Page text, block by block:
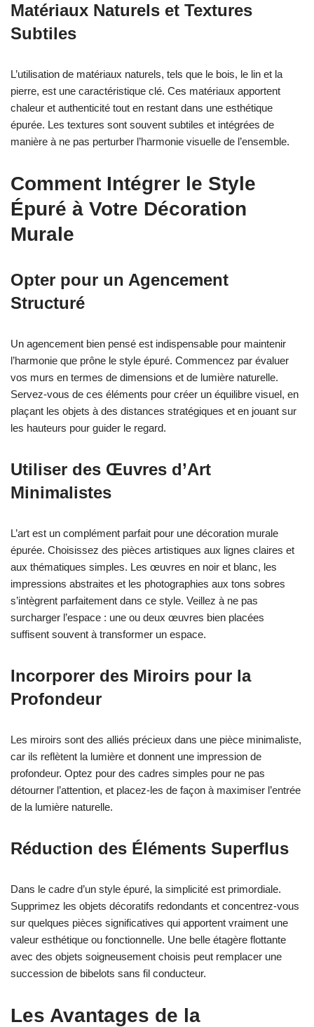
Matériaux Naturels et Textures
Subtiles
L’utilisation de matériaux naturels, tels que le bois, le lin et la
pierre, est une caractéristique clé. Ces matériaux apportent
chaleur et authenticité tout en restant dans une esthétique
épurée. Les textures sont souvent subtiles et intégrées de
manière à ne pas perturber l’harmonie visuelle de l’ensemble.
Comment Intégrer le Style
Épuré à Votre Décoration
Murale
Opter pour un Agencement
Structuré
Un agencement bien pensé est indispensable pour maintenir
l’harmonie que prône le style épuré. Commencez par évaluer
vos murs en termes de dimensions et de lumière naturelle.
Servez-vous de ces éléments pour créer un équilibre visuel, en
plaçant les objets à des distances stratégiques et en jouant sur
les hauteurs pour guider le regard.
Utiliser des Œuvres d’Art
Minimalistes
L’art est un complément parfait pour une décoration murale
épurée. Choisissez des pièces artistiques aux lignes claires et
aux thématiques simples. Les œuvres en noir et blanc, les
impressions abstraites et les photographies aux tons sobres
s’intègrent parfaitement dans ce style. Veillez à ne pas
surcharger l’espace : une ou deux œuvres bien placées
suffisent souvent à transformer un espace.
Incorporer des Miroirs pour la
Profondeur
Les miroirs sont des alliés précieux dans une pièce minimaliste,
car ils reflètent la lumière et donnent une impression de
profondeur. Optez pour des cadres simples pour ne pas
détourner l’attention, et placez-les de façon à maximiser l’entrée
de la lumière naturelle.
Réduction des Éléments Superflus
Dans le cadre d’un style épuré, la simplicité est primordiale.
Supprimez les objets décoratifs redondants et concentrez-vous
sur quelques pièces significatives qui apportent vraiment une
valeur esthétique ou fonctionnelle. Une belle étagère flottante
avec des objets soigneusement choisis peut remplacer une
succession de bibelots sans fil conducteur.
Les Avantages de la